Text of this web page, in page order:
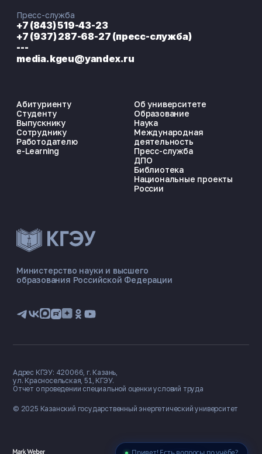
ЭНЕРГОКОД — ПОМОЩНИК КГЭУ
📋 Приёмная комиссия
🏠 Общежитие
Министерство науки и высшего
образования Российской Федерации
Абитуриенту
Студенту
Выпускнику
Сотруднику
Работодателю
e-Learning
Об университете
Образование
Наука
Международная
деятельность
Пресс-служба
ДПО
Библиотека
Национальные проекты
России
Пресс-служба
+7 (843) 519-43-23
+7 (937) 287-68-27 (пресс-служба)
---
media.kgeu@yandex.ru
© 2025 Казанский государственный энергетический университет
Адрес КГЭУ: 420066, г. Казань,
ул. Красносельская, 51, КГЭУ.
Отчет о проведении специальной оценки условий труда